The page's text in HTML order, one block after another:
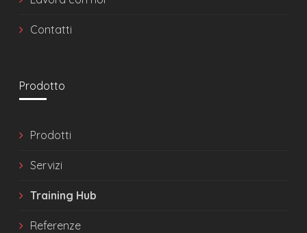
Contatti
Prodotto
Prodotti
Servizi
Training Hub
Referenze